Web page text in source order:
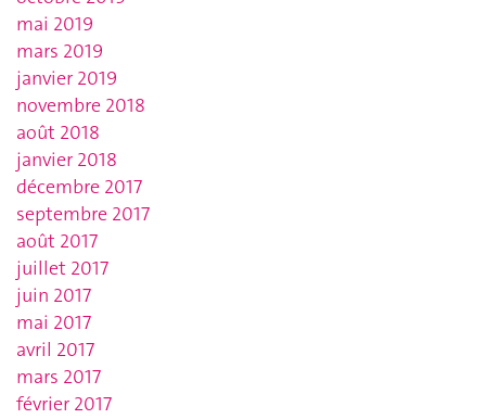
mai 2019
mars 2019
janvier 2019
novembre 2018
août 2018
janvier 2018
décembre 2017
septembre 2017
août 2017
juillet 2017
juin 2017
mai 2017
avril 2017
mars 2017
février 2017